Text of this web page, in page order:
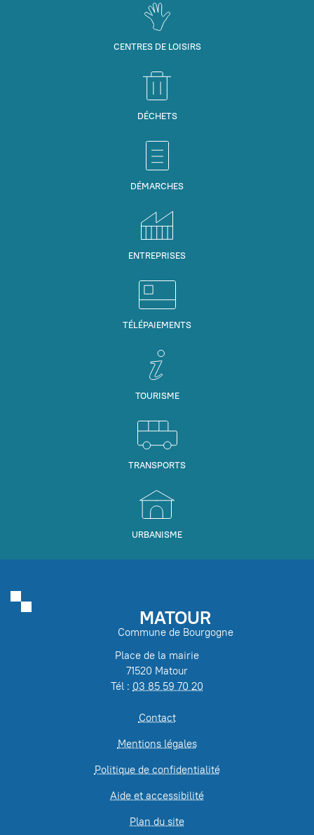
CENTRES DE LOISIRS
DÉCHETS
DÉMARCHES
ENTREPRISES
TÉLÉPAIEMENTS
TOURISME
TRANSPORTS
URBANISME
MATOUR
Commune de Bourgogne
Place de la mairie
71520 Matour
Tél : 03 85 59 70 20
Contact
Mentions légales
Politique de confidentialité
Aide et accessibilité
Plan du site